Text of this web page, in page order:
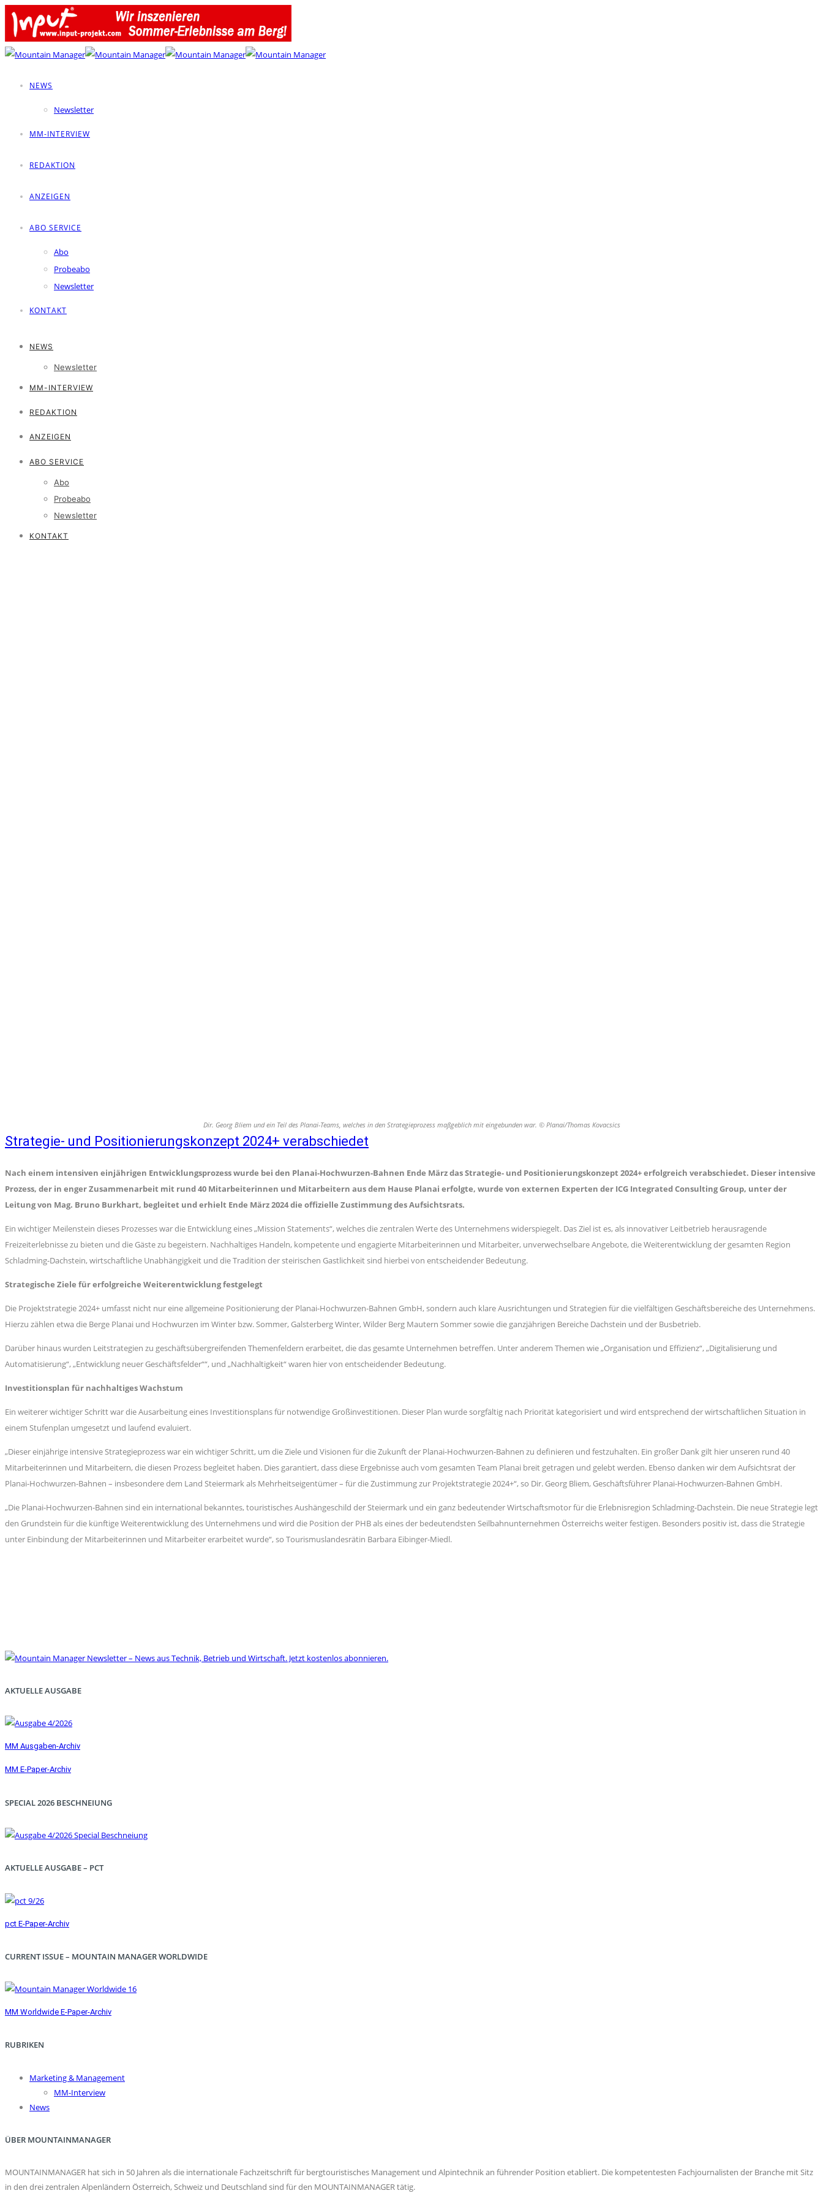
NEWS
Newsletter
MM-INTERVIEW
REDAKTION
ANZEIGEN
ABO SERVICE
Abo
Probeabo
Newsletter
KONTAKT
NEWS
Newsletter
MM-INTERVIEW
REDAKTION
ANZEIGEN
ABO SERVICE
Abo
Probeabo
Newsletter
KONTAKT
Dir. Georg Bliem und ein Teil des Planai-Teams, welches in den Strategieprozess maßgeblich mit eingebunden war. © Planai/Thomas Kovacsics
Strategie- und Positionierungskonzept 2024+ verabschiedet
Nach einem intensiven einjährigen Entwicklungsprozess wurde bei den Planai-Hochwurzen-Bahnen Ende März das Strategie- und Positionierungskonzept 2024+ erfolgreich verabschiedet. Dieser intensive
Prozess, der in enger Zusammenarbeit mit rund 40 Mitarbeiterinnen und Mitarbeitern aus dem Hause Planai erfolgte, wurde von externen Experten der ICG Integrated Consulting Group, unter der
Leitung von Mag. Bruno Burkhart, begleitet und erhielt Ende März 2024 die offizielle Zustimmung des Aufsichtsrats.
Ein wichtiger Meilenstein dieses Prozesses war die Entwicklung eines „Mission Statements“, welches die zentralen Werte des Unternehmens widerspiegelt. Das Ziel ist es, als innovativer Leitbetrieb herausragende
Freizeiterlebnisse zu bieten und die Gäste zu begeistern. Nachhaltiges Handeln, kompetente und engagierte Mitarbeiterinnen und Mitarbeiter, unverwechselbare Angebote, die Weiterentwicklung der gesamten Region
Schladming-Dachstein, wirtschaftliche Unabhängigkeit und die Tradition der steirischen Gastlichkeit sind hierbei von entscheidender Bedeutung.
Strategische Ziele für erfolgreiche Weiterentwicklung festgelegt
Die Projektstrategie 2024+ umfasst nicht nur eine allgemeine Positionierung der Planai-Hochwurzen-Bahnen GmbH, sondern auch klare Ausrichtungen und Strategien für die vielfältigen Geschäftsbereiche des Unternehmens.
Hierzu zählen etwa die Berge Planai und Hochwurzen im Winter bzw. Sommer, Galsterberg Winter, Wilder Berg Mautern Sommer sowie die ganzjährigen Bereiche Dachstein und der Busbetrieb.
Darüber hinaus wurden Leitstrategien zu geschäftsübergreifenden Themenfeldern erarbeitet, die das gesamte Unternehmen betreffen. Unter anderem Themen wie „Organisation und Effizienz“, „Digitalisierung und
Automatisierung“, „Entwicklung neuer Geschäftsfelder““, und „Nachhaltigkeit“ waren hier von entscheidender Bedeutung.
Investitionsplan für nachhaltiges Wachstum
Ein weiterer wichtiger Schritt war die Ausarbeitung eines Investitionsplans für notwendige Großinvestitionen. Dieser Plan wurde sorgfältig nach Priorität kategorisiert und wird entsprechend der wirtschaftlichen Situation in
einem Stufenplan umgesetzt und laufend evaluiert.
„Dieser einjährige intensive Strategieprozess war ein wichtiger Schritt, um die Ziele und Visionen für die Zukunft der Planai-Hochwurzen-Bahnen zu definieren und festzuhalten. Ein großer Dank gilt hier unseren rund 40
Mitarbeiterinnen und Mitarbeitern, die diesen Prozess begleitet haben. Dies garantiert, dass diese Ergebnisse auch vom gesamten Team Planai breit getragen und gelebt werden. Ebenso danken wir dem Aufsichtsrat der
Planai-Hochwurzen-Bahnen – insbesondere dem Land Steiermark als Mehrheitseigentümer – für die Zustimmung zur Projektstrategie 2024+“, so Dir. Georg Bliem, Geschäftsführer Planai-Hochwurzen-Bahnen GmbH.
„Die Planai-Hochwurzen-Bahnen sind ein international bekanntes, touristisches Aushängeschild der Steiermark und ein ganz bedeutender Wirtschaftsmotor für die Erlebnisregion Schladming-Dachstein. Die neue Strategie legt
den Grundstein für die künftige Weiterentwicklung des Unternehmens und wird die Position der PHB als eines der bedeutendsten Seilbahnunternehmen Österreichs weiter festigen. Besonders positiv ist, dass die Strategie
unter Einbindung der Mitarbeiterinnen und Mitarbeiter erarbeitet wurde“, so Tourismuslandesrätin Barbara Eibinger-Miedl.
AKTUELLE AUSGABE
MM Ausgaben-Archiv
MM E-Paper-Archiv
SPECIAL 2026 BESCHNEIUNG
AKTUELLE AUSGABE – PCT
pct E-Paper-Archiv
CURRENT ISSUE – MOUNTAIN MANAGER WORLDWIDE
MM Worldwide E-Paper-Archiv
RUBRIKEN
Marketing & Management
MM-Interview
News
ÜBER MOUNTAINMANAGER
MOUNTAINMANAGER hat sich in 50 Jahren als die internationale Fachzeitschrift für bergtouristisches Management und Alpintechnik an führender Position etabliert. Die kompetentesten Fachjournalisten der Branche mit Sitz
in den drei zentralen Alpenländern Österreich, Schweiz und Deutschland sind für den MOUNTAINMANAGER tätig.